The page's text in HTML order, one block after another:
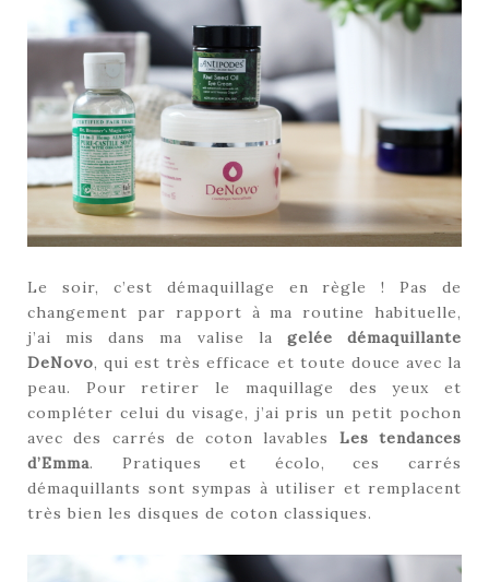
Le soir, c’est démaquillage en règle ! Pas de
changement par rapport à ma routine habituelle,
j’ai mis dans ma valise la gelée démaquillante
DeNovo, qui est très efficace et toute douce avec la
peau. Pour retirer le maquillage des yeux et
compléter celui du visage, j’ai pris un petit pochon
avec des carrés de coton lavables Les tendances
d’Emma. Pratiques et écolo, ces carrés
démaquillants sont sympas à utiliser et remplacent
très bien les disques de coton classiques.